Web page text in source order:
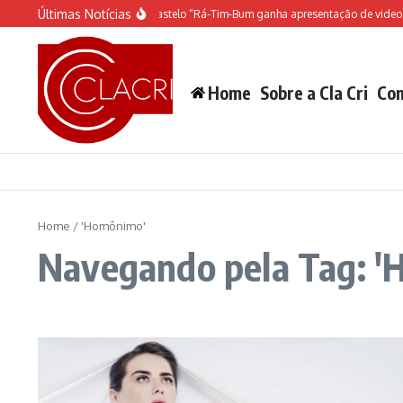
Ir para o conteúdo
Últimas Notícias
O espetáculo do Castelo “Rá-Tim-Bum ganha apresentação de video
Home Sobre a Cla Cri
Home / 'Homônimo'
Navegando pela Tag: